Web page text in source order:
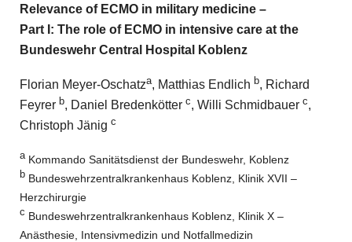
Relevance of ECMO in military medicine –
Part I: The role of ECMO in intensive care at the
Bundeswehr Central Hospital
Koblenz
Florian Meyer-Oschatza, Matthias Endlich b, Richard
Feyrer b, Daniel Bredenkötter c, Willi Schmidbauer c,
Christoph Jänig c
aKommando Sanitätsdienst der Bundeswehr, Koblenz
b Bundeswehrzentralkrankenhaus Koblenz, Klinik XVII –
Herzchirurgie
c Bundeswehrzentralkrankenhaus Koblenz, Klinik X –
Anästhesie, Intensivmedizin und Notfallmedizin